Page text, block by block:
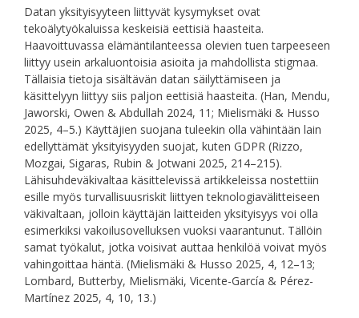
Datan yksityisyyteen liittyvät kysymykset ovat
tekoälytyökaluissa keskeisiä eettisiä haasteita.
Haavoittuvassa elämäntilanteessa olevien tuen tarpeeseen
liittyy usein arkaluontoisia asioita ja mahdollista stigmaa.
Tällaisia tietoja sisältävän datan säilyttämiseen ja
käsittelyyn liittyy siis paljon eettisiä haasteita. (Han, Mendu,
Jaworski, Owen & Abdullah 2024, 11; Mielismäki & Husso
2025, 4–5.) Käyttäjien suojana tuleekin olla vähintään lain
edellyttämät yksityisyyden suojat, kuten GDPR (Rizzo,
Mozgai, Sigaras, Rubin & Jotwani 2025, 214–215).
Lähisuhdeväkivaltaa käsittelevissä artikkeleissa nostettiin
esille myös turvallisuusriskit liittyen teknologiavälitteiseen
väkivaltaan, jolloin käyttäjän laitteiden yksityisyys voi olla
esimerkiksi vakoilusovelluksen vuoksi vaarantunut. Tällöin
samat työkalut, jotka voisivat auttaa henkilöä voivat myös
vahingoittaa häntä. (Mielismäki & Husso 2025, 4, 12–13;
Lombard, Butterby, Mielismäki, Vicente-García & Pérez-
Martínez 2025, 4, 10, 13.)